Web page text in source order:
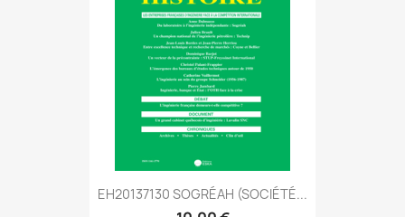
EH20137130 SOGRÉAH (SOCIÉTÉ...